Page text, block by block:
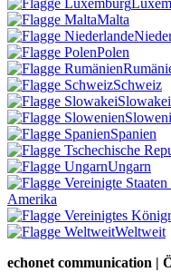
Malta
Polen
Schweiz
Slowakei
Spanien
Ungarn
Amerika
Weltweit
echonet communication |